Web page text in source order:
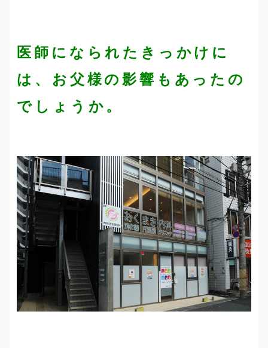
医師になられたきっかけに
は、お父様の影響もあったの
でしょうか。